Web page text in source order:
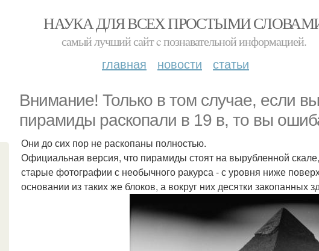
НАУКА ДЛЯ ВСЕХ ПРОСТЫМИ
самый лучший сайт c познавательной информацией.
главная новости статьи
Внимание! Только в том случае, если
пирамиды раскопали в 19 в, то вы
Они до сих пор не раскопаны полностью.
Официальная версия, что пирамиды стоят на вырубленной
старые фотографии с необычного ракурса - с уровня ниже
основании из таких же блоков, а вокруг них десятки закопанных